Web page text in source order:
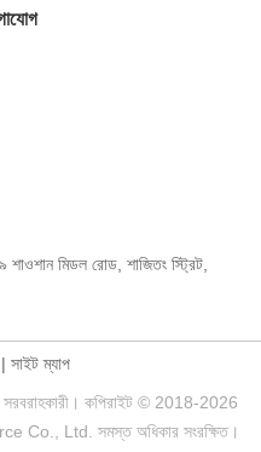
শাওশান মিডল রোড, শাজিতং স্ট্রিট,
সাইট ম্যাপ
সরবরাহকারী। কপিরাইট © 2018-2026
Ltd. সমস্ত অধিকার সংরক্ষিত।